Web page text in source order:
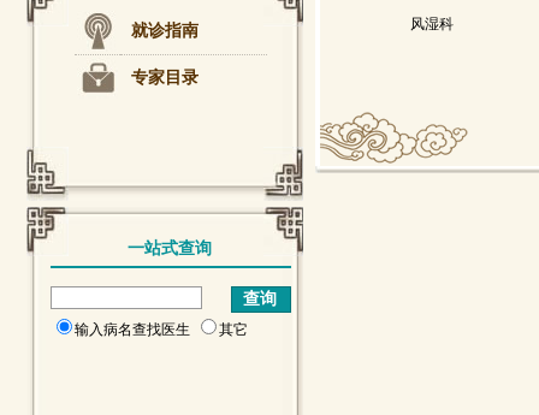
就诊指南
专家目录
一站式查询
输入病名查找医生 其它
风湿科